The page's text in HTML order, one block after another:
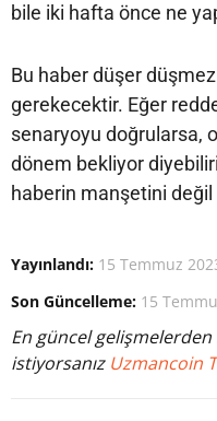
bile iki hafta önce ne
Bu haber düşer
gerekecektir. Eğer
senaryoyu doğrularsa,
dönem bekliyor
haberin manşetini değil
Yayınlandı: 15 Temmuz
Son Güncelleme: 15
En güncel
istiyorsanız Uzmancoin